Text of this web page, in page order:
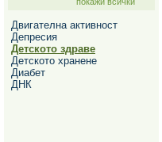
във
всички
оферти
Всички
оферти
Двигателна активност
Депресия
Детското здраве
Детското хранене
Диабет
ДНК